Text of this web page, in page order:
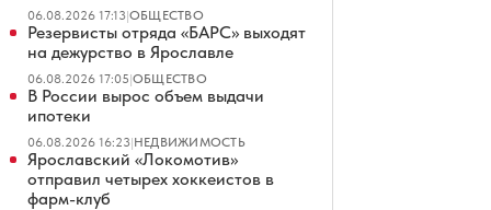
06.08.2026 17:13|ОБЩЕСТВО
Резервисты отряда «БАРС» выходят
на дежурство в Ярославле
06.08.2026 17:05|ОБЩЕСТВО
В России вырос объем выдачи
ипотеки
06.08.2026 16:23|НЕДВИЖИМОСТЬ
Ярославский «Локомотив»
отправил четырех хоккеистов в
фарм-клуб